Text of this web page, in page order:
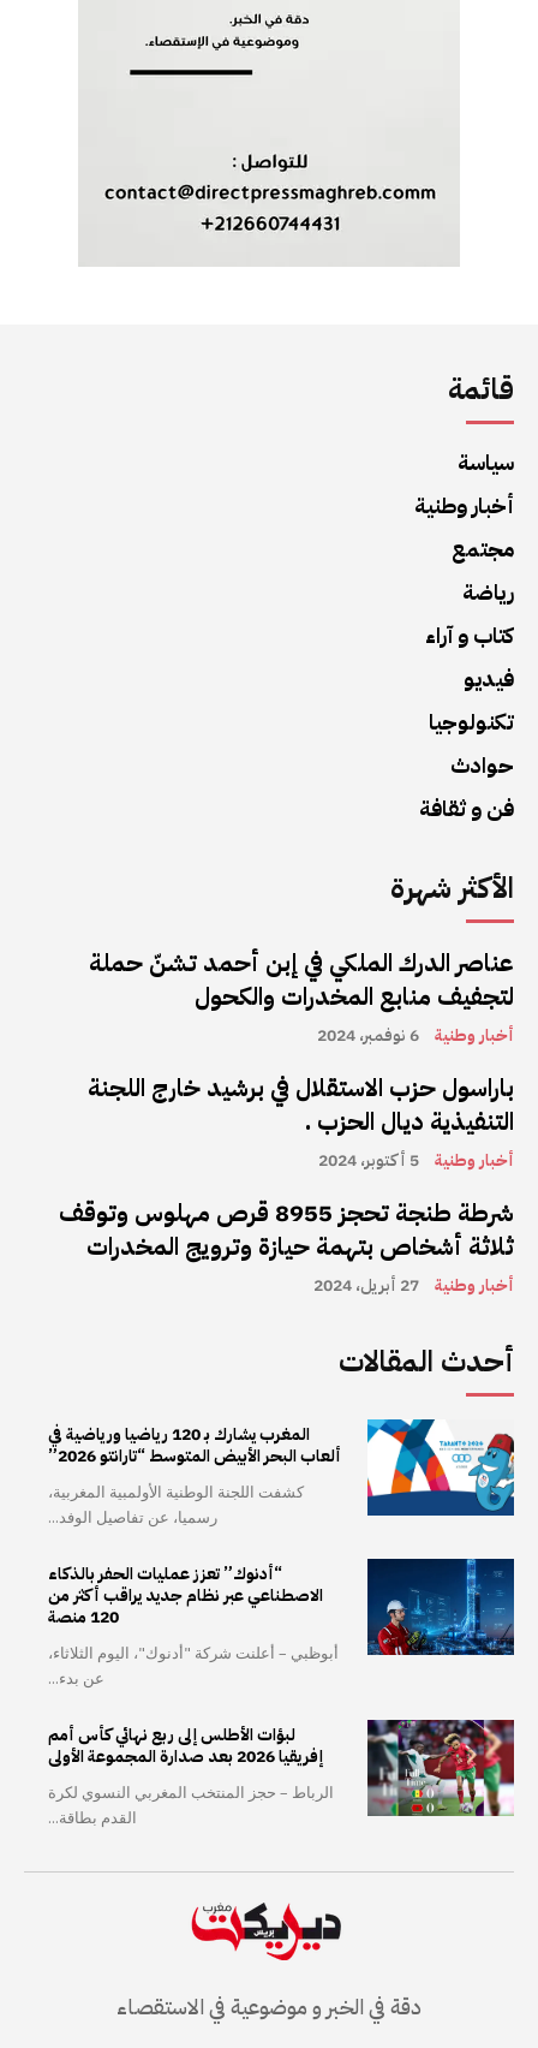
قائمة
سياسة
أخبار وطنية
مجتمع
رياضة
كتاب و آراء
فيديو
تكنولوجيا
حوادث
فن و ثقافة
الأكثر شهرة
عناصر الدرك الملكي في إبن أحمد تشنّ حملة
لتجفيف منابع المخدرات والكحول
أخبار وطنية 6 نوفمبر، 2024
باراسول حزب الاستقلال في برشيد خارج اللجنة
التنفيذية ديال الحزب .
أخبار وطنية 5 أكتوبر، 2024
شرطة طنجة تحجز 8955 قرص مهلوس وتوقف
ثلاثة أشخاص بتهمة حيازة وترويج المخدرات
أخبار وطنية 27 أبريل، 2024
أحدث المقالات
المغرب يشارك بـ 120 رياضيا ورياضية في
ألعاب البحر الأبيض المتوسط “تارانتو 2026”
كشفت اللجنة الوطنية الأولمبية المغربية،
رسميا، عن تفاصيل الوفد...
“أدنوك” تعزز عمليات الحفر بالذكاء
الاصطناعي عبر نظام جديد يراقب أكثر من
120 منصة
أبوظبي – أعلنت شركة "أدنوك"، اليوم الثلاثاء،
عن بدء...
لبؤات الأطلس إلى ربع نهائي كأس أمم
إفريقيا 2026 بعد صدارة المجموعة الأولى
الرباط – حجز المنتخب المغربي النسوي لكرة
القدم بطاقة...
دقة في الخبر و موضوعية في الاستقصاء